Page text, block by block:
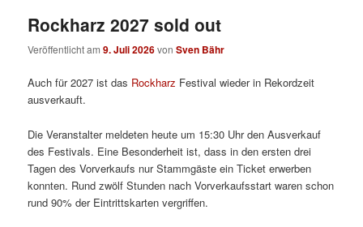
Rockharz 2027 sold out
Veröffentlicht am9. Juli 2026vonSven Bähr
Auch für 2027 ist das Rockharz Festival wieder in Rekordzeit
ausverkauft.
Die Veranstalter meldeten heute um 15:30 Uhr den Ausverkauf
des Festivals. Eine Besonderheit ist, dass in den ersten drei
Tagen des Vorverkaufs nur Stammgäste ein Ticket erwerben
konnten. Rund zwölf Stunden nach Vorverkaufsstart waren schon
rund 90% der Eintrittskarten vergriffen.